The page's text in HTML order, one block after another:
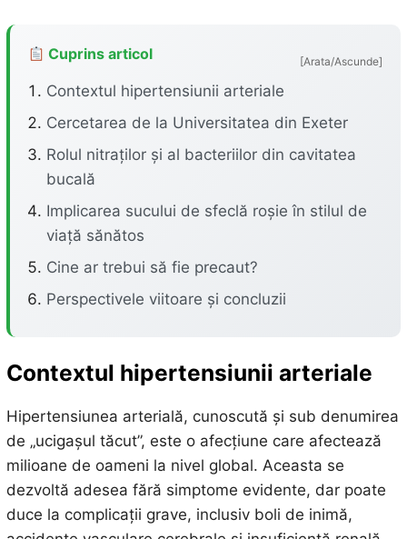
Cuprins articol [Arata/Ascunde]
Contextul hipertensiunii arteriale
Cercetarea de la Universitatea din Exeter
Rolul nitraților și al bacteriilor din cavitatea
bucală
Implicarea sucului de sfeclă roșie în stilul de
viață sănătos
Cine ar trebui să fie precaut?
Perspectivele viitoare și concluzii
Contextul hipertensiunii arteriale
Hipertensiunea arterială, cunoscută și sub denumirea
de „ucigașul tăcut”, este o afecțiune care afectează
milioane de oameni la nivel global. Aceasta se
dezvoltă adesea fără simptome evidente, dar poate
duce la complicații grave, inclusiv boli de inimă,